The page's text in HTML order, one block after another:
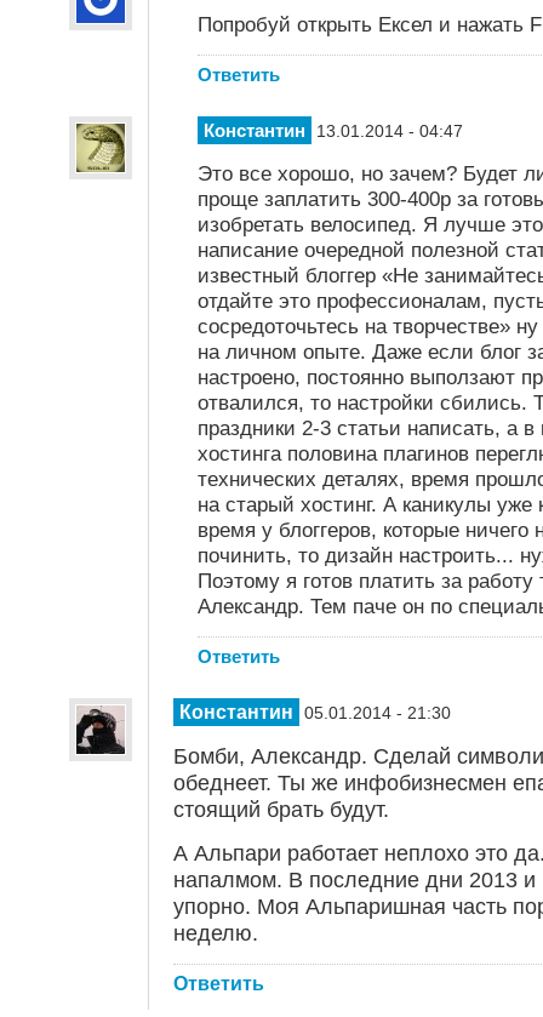
Попробуй открыть Ексел и нажать
Ответить
Константин 13.01.2014 - 04:47
Это все хорошо, но зачем? Будет
проще заплатить 300-400р за
изобретать велосипед. Я лучше
написание очередной полезной
известный блоггер «Не
отдайте это профессионалам,
сосредоточьтесь на творчестве»
на личном опыте. Даже если блог
настроено, постоянно выползают
отвалился, то настройки сбились.
праздники 2-3 статьи написать, а
хостинга половина плагинов
технических деталях, время
на старый хостинг. А каникулы уже
время у блоггеров, которые
починить, то дизайн настроить...
Поэтому я готов платить за работу
Александр. Тем паче он по
Ответить
Константин 05.01.2014 - 21:30
Бомби, Александр. Сделай
обеднеет. Ты же инфобизнесмен
стоящий брать будут.
А Альпари работает неплохо это
напалмом. В последние дни 2013 и
упорно. Моя Альпаришная часть
неделю.
Ответить